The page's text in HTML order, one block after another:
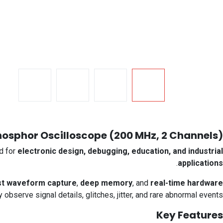
Oscilloscope (200 MHz, 2 Channels)
for electronic design, debugging, education, and industrial
applications
.
waveform capture, deep memory, and real-time hardware
signal details, glitches, jitter, and rare abnormal events.
Key Features